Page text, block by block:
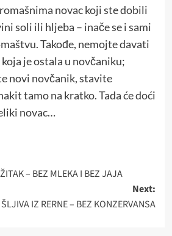
novac koji ste dobili
soli ili hljeba – inače se i sami
Takođe, nemojte davati
je ostala u novčaniku;
novi novčanik, stavite
tamo na kratko. Tada će doći
novac…
– BEZ MLEKA I BEZ JAJA
Next:
IZ RERNE – BEZ KONZERVANSA